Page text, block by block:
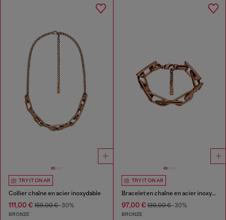
TRY IT ON AR
Collier chaîne en acier inoxydable
111,00 € 159,00 €-30%
BRONZE
TRY IT ON AR
Bracelet en chaîne en acier inoxydable
97,00 €139,00 €-30%
BRONZE